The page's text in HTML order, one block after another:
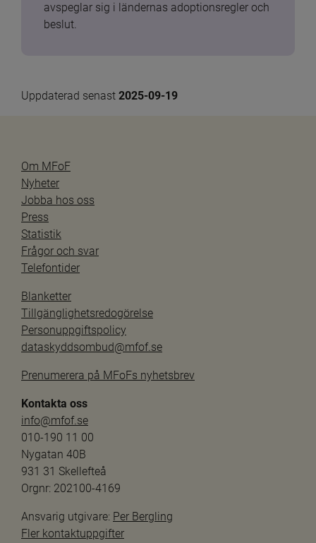
avspeglar sig i ländernas adoptionsregler och
beslut.
Uppdaterad senast 2025-09-19
Om MFoF
Nyheter
Jobba hos oss
Press
Statistik
Frågor och svar
Telefontider
Blanketter
Tillgänglighetsredogörelse
Personuppgiftspolicy
dataskyddsombud@mfof.se
Prenumerera på MFoFs nyhetsbrev
Kontakta oss
info@mfof.se
010-190 11 00
Nygatan 40B
931 31 Skellefteå
Orgnr: 202100-4169
Ansvarig utgivare: Per Bergling
Fler kontaktuppgifter